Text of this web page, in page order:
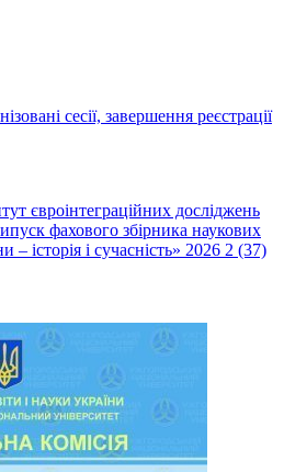
сесії, завершення реєстрації
євроінтеграційних досліджень
фахового збірника наукових
– історія і сучасність» 2026 2 (37)